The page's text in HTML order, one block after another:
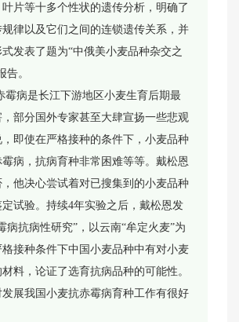
片等十多个性状的遗传分析，明确了
律以及它们之间的连锁遗传关系，并
发表了题为“中俄美小麦品种杂交之
告。
霉病是长江下游地区小麦生育后期最
部分国外专家甚至大肆宣扬一些悲观
即使在严格接种的条件下，小麦品种
病，抗病育种非常困难等等。戴松恩
他决心尝试着对已搜集到的小麦品种
试验。持续4年实验之后，戴松恩发
病抗病性研究”，以云南“牟定火麦”为
接种条件下中国小麦品种中有对小麦
料，论证了选育抗病品种的可能性。
展我国小麦抗赤霉病育种工作有很好